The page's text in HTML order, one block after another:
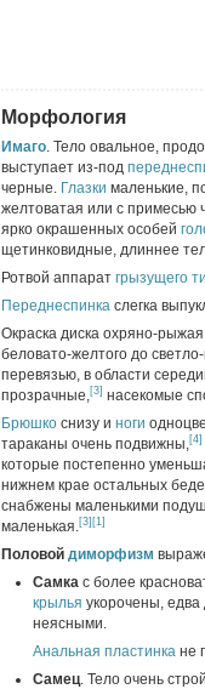
Морфология
Имаго. Тело овальное,
выступает из-под
черные. Глазки маленькие,
желтоватая или с примесью
ярко окрашенных особей
щетинковидные, длиннее
Ротвой аппарат грызущего
Переднеспинка слегка
Окраска диска охряно-
беловато-желтого до
перевязью, в области
прозрачные,[3] насекомые
Брюшко снизу и ноги
тараканы очень подвижны,[4]
которые постепенно
нижнем крае остальных
снабжены маленькими
маленькая.[3] [1]
Половой диморфизм
Самка с более
крылья укорочены,
неясными.
Анальная пластинка не
Самец. Тело очень